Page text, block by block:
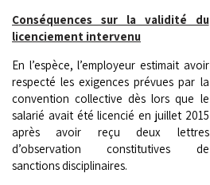
Conséquences sur la validité du
licenciement intervenu
En l’espèce, l’employeur estimait avoir
respecté les exigences prévues par la
convention collective dès lors que le
salarié avait été licencié en juillet 2015
après avoir reçu deux lettres
d’observation constitutives de
sanctions disciplinaires.